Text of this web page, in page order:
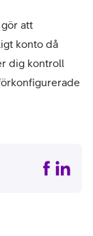
att
konto då
dig kontroll